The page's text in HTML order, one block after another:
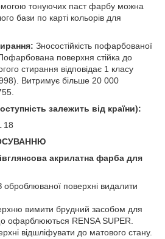
тонуючих паст фарбу можна
бази по карті кольорів для
Зносостійкість пофарбованої
поверхня стійка до
стирання відповідає 1 класу
Витримує більше 20 000
залежить від країни):
18
акрилатна фарба для
оброблюваної поверхні видалити
вимити брудний засобом для
офарблюються RENSA SUPER.
відшліфувати до матового стану.